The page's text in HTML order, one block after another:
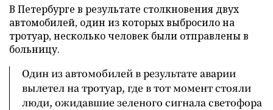
В Петербурге в результате столкновения двух
автомобилей, один из которых выбросило на
тротуар, несколько человек были отправлены в
больницу.
Один из автомобилей в результате аварии
вылетел на тротуар, где в тот момент стояли
люди, ожидавшие зеленого сигнала светофора